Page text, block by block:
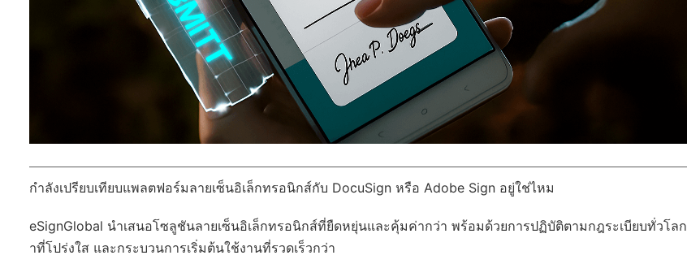
กำลังเปรียบเทียบแพลตฟอร์มลายเซ็นอิเล็กทรอนิกส์กับ DocuSign หรือ Adobe Sign อยู่ใช่ไหม
eSignGlobal นำเสนอโซลูชันลายเซ็นอิเล็กทรอนิกส์ที่ยืดหยุ่นและคุ้มค่ากว่า พร้อมด้วยการปฏิบัติตามกฎระเบียบทั่วโลก
าที่โปร่งใส และกระบวนการเริ่มต้นใช้งานที่รวดเร็วกว่า